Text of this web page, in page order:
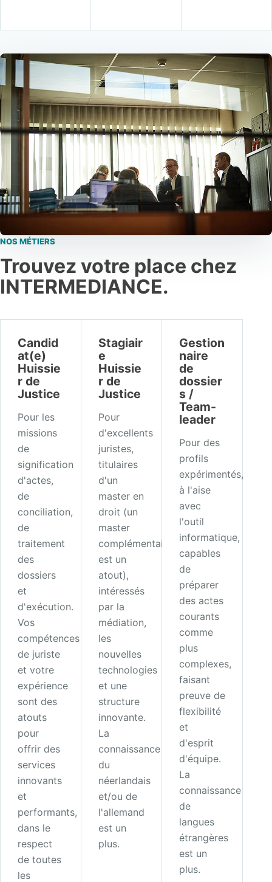
NOS MÉTIERS
Trouvez votre place chez
INTERMEDIANCE.
Candid
at(e)
Huissie
r de
Justice
Pour les
missions
de
signification
d'actes,
de
conciliation,
de
traitement
des
dossiers
et
d'exécution.
Vos
compétences
de juriste
et votre
expérience
sont des
atouts
pour
offrir des
services
innovants
et
performants,
dans le
respect
de toutes
les
Stagiair
e
Huissie
r de
Justice
Pour
d'excellents
juristes,
titulaires
d'un
master en
droit (un
master
complémentaire
est un
atout),
intéressés
par la
médiation,
les
nouvelles
technologies
et une
structure
innovante.
La
connaissance
du
néerlandais
et/ou de
l'allemand
est un
plus.
Gestion
naire
de
dossier
s /
Team-
leader
Pour des
profils
expérimentés,
à l'aise
avec
l'outil
informatique,
capables
de
préparer
des actes
courants
comme
plus
complexes,
faisant
preuve de
flexibilité
et
d'esprit
d'équipe.
La
connaissance
de
langues
étrangères
est un
plus.